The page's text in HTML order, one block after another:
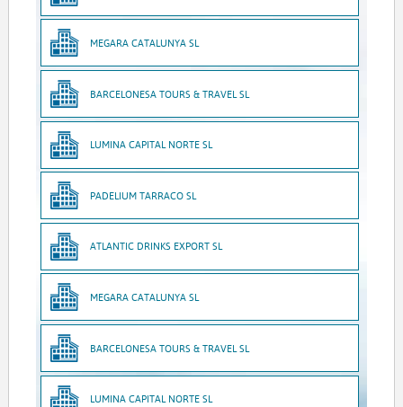
MEGARA CATALUNYA SL
BARCELONESA TOURS & TRAVEL SL
LUMINA CAPITAL NORTE SL
PADELIUM TARRACO SL
ATLANTIC DRINKS EXPORT SL
MEGARA CATALUNYA SL
BARCELONESA TOURS & TRAVEL SL
LUMINA CAPITAL NORTE SL